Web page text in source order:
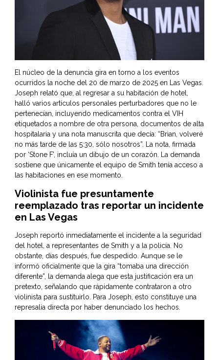
El núcleo de la denuncia gira en torno a los eventos
ocurridos la noche del 20 de marzo de 2025 en Las Vegas.
Joseph relató que, al regresar a su habitación de hotel,
halló varios artículos personales perturbadores que no le
pertenecían, incluyendo medicamentos contra el VIH
etiquetados a nombre de otra persona, documentos de alta
hospitalaria y una nota manuscrita que decía: “Brian, volveré
no más tarde de las 5:30, sólo nosotros”. La nota, firmada
por ‘Stone F’, incluía un dibujo de un corazón. La demanda
sostiene que únicamente el equipo de Smith tenía acceso a
las habitaciones en ese momento.
Violinista fue presuntamente
reemplazado tras reportar un incidente
en Las Vegas
Joseph reportó inmediatamente el incidente a la seguridad
del hotel, a representantes de Smith y a la policía. No
obstante, días después, fue despedido. Aunque se le
informó oficialmente que la gira “tomaba una dirección
diferente”, la demanda alega que esta justificación era un
pretexto, señalando que rápidamente contrataron a otro
violinista para sustituirlo. Para Joseph, esto constituye una
represalia directa por haber denunciado los hechos.